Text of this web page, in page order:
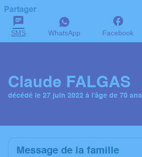
Partager
SMS WhatsApp Facebook
Claude FALGAS
décédé le 27 juin 2022 à l'âge de 70 ans
Message de la famille